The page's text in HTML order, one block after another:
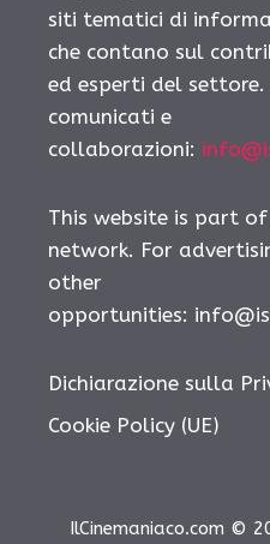
siti tematici di
che contano sul
ed esperti del
comunicati e
collaborazioni:
This website is part
network. For
other
opportunities:
Dichiarazione sulla
Cookie Policy (UE)
IlCinemaniaco.com ©